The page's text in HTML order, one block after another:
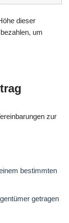
dieser
um
zur
bestimmten
getragen